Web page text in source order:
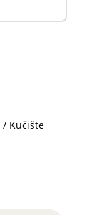
/ Kučište